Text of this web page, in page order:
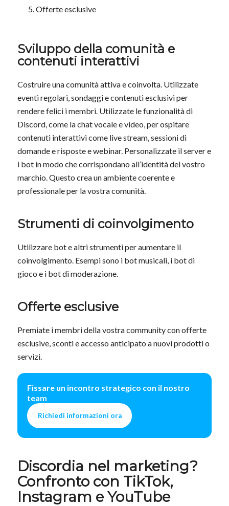
Offerte esclusive
Sviluppo della comunità e
contenuti interattivi
Costruire una comunità attiva e coinvolta. Utilizzate
eventi regolari, sondaggi e contenuti esclusivi per
rendere felici i membri. Utilizzate le funzionalità di
Discord, come la chat vocale e video, per ospitare
contenuti interattivi come live stream, sessioni di
domande e risposte e webinar. Personalizzate il server e
i bot in modo che corrispondano all’identità del vostro
marchio. Questo crea un ambiente coerente e
professionale per la vostra comunità.
Strumenti di coinvolgimento
Utilizzare bot e altri strumenti per aumentare il
coinvolgimento. Esempi sono i bot musicali, i bot di
gioco e i bot di moderazione.
Offerte esclusive
Premiate i membri della vostra community con offerte
esclusive, sconti e accesso anticipato a nuovi prodotti o
servizi.
Fissare un incontro strategico con il nostro
team
Richiedi informazioni ora
Discordia nel marketing?
Confronto con TikTok,
Instagram e YouTube